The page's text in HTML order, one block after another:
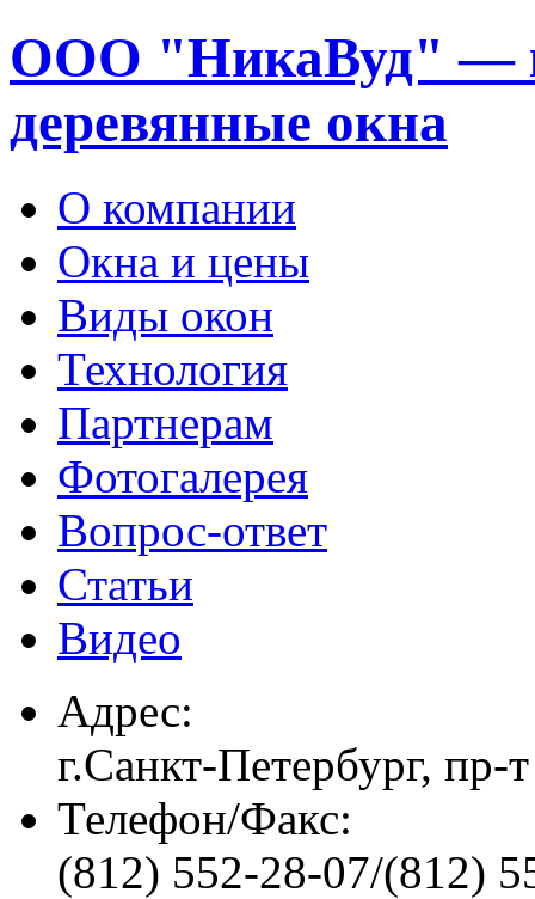
ООО "НикаВуд" —
деревянные окна
О компании
Окна и цены
Виды окон
Технология
Партнерам
Фотогалерея
Вопрос-ответ
Статьи
Видео
Адрес:
г.Санкт-Петербург, пр-
Телефон/Факс:
(812) 552-28-07/(812)